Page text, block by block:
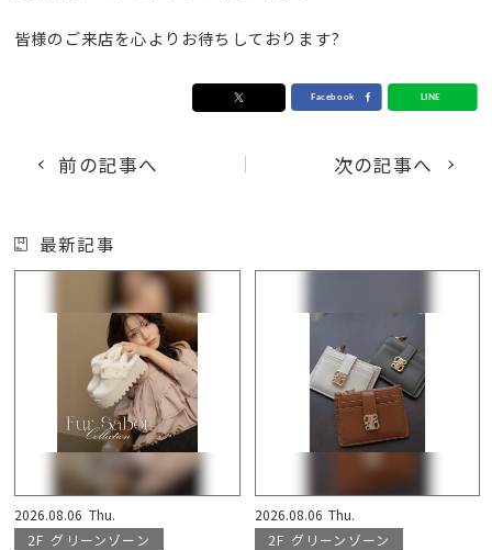
皆様のご来店を心よりお待ちしております?
前の記事へ 次の記事へ
最新記事
2026.08.06 Thu.
2F グリーンゾーン
2026.08.06 Thu.
2F グリーンゾーン